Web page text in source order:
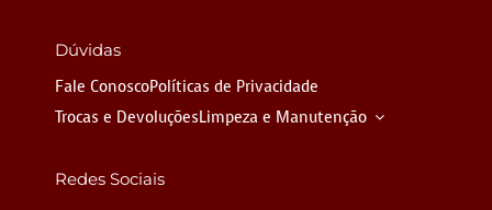
Dúvidas
Fale ConoscoPolíticas de Privacidade
Trocas e DevoluçõesLimpeza e Manutenção
Redes Sociais